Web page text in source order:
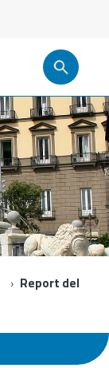
Report del